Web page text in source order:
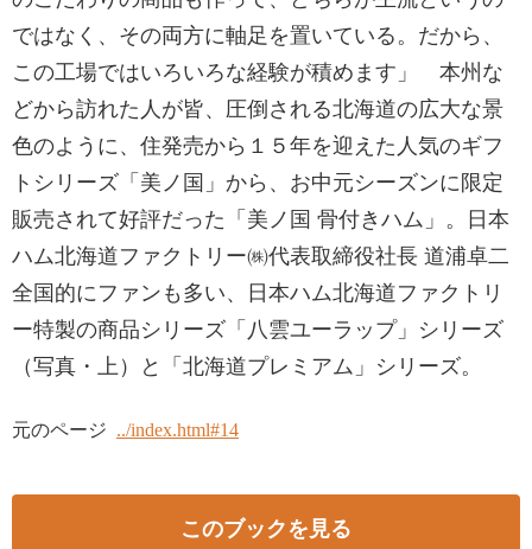
ではなく、その両方に軸足を置いている。だから、
この工場ではいろいろな経験が積めます」 本州な
どから訪れた人が皆、圧倒される北海道の広大な景
色のように、住発売から１５年を迎えた人気のギフ
トシリーズ「美ノ国」から、お中元シーズンに限定
販売されて好評だった「美ノ国 骨付きハム」。日本
ハム北海道ファクトリー㈱代表取締役社長 道浦卓二
全国的にファンも多い、日本ハム北海道ファクトリ
ー特製の商品シリーズ「八雲ユーラップ」シリーズ
（写真・上）と「北海道プレミアム」シリーズ。
元のページ ../index.html#14
このブックを見る